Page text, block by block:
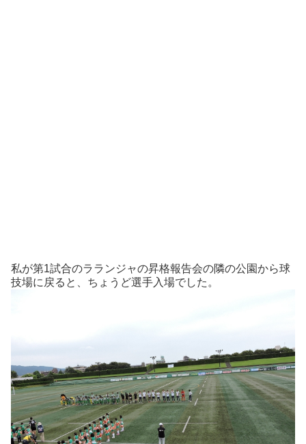
私が第1試合のラランジャの昇格報告会の隣の公園から球
技場に戻ると、ちょうど選手入場でした。